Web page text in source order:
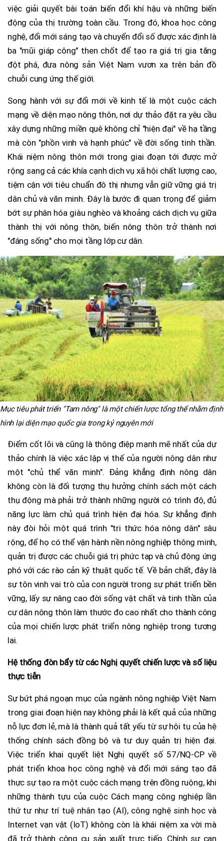
việc giải quyết bài toán biến đổi khí hậu và những biến
động của thị trường toàn cầu. Trong đó, khoa học công
nghệ, đổi mới sáng tạo và chuyển đổi số được xác định là
ba "mũi giáp công" then chốt để tạo ra giá trị gia tăng
đột phá, đưa nông sản Việt Nam vươn xa trên bản đồ
chuỗi cung ứng thế giới.
Song hành với sự đổi mới về kinh tế là một cuộc cách
mạng về diện mạo nông thôn, nơi dự thảo đặt ra yêu cầu
xây dựng những miền quê không chỉ "hiện đại" về hạ tầng
mà còn "phồn vinh và hạnh phúc" về đời sống tinh thần.
Khái niệm nông thôn mới trong giai đoạn tới được mở
rộng sang cả các khía cạnh dịch vụ xã hội chất lượng cao,
tiệm cận với tiêu chuẩn đô thị nhưng vẫn giữ vững giá trị
dân chủ và văn minh. Đây là bước đi quan trọng để giảm
bớt sự phân hóa giàu nghèo và khoảng cách dịch vụ giữa
thành thị với nông thôn, biến nông thôn trở thành nơi
"đáng sống" cho mọi tầng lớp cư dân.
Mục tiêu phát triển "Tam nông" là một chiến lược tổng thể nhằm định
hình lại diện mạo quốc gia trong kỷ nguyên mới
Điểm cốt lõi và cũng là thông điệp mạnh mẽ nhất của dự
thảo chính là việc xác lập vị thế của người nông dân như
một "chủ thể văn minh". Đảng khẳng định nông dân
không còn là đối tượng thụ hưởng chính sách một cách
thụ động mà phải trở thành những người có trình độ, đủ
năng lực làm chủ quá trình hiện đại hóa. Sự khẳng định
này đòi hỏi một quá trình "tri thức hóa nông dân" sâu
rộng, để họ có thể vận hành nền nông nghiệp thông minh,
quản trị được các chuỗi giá trị phức tạp và chủ động ứng
phó với các rào cản kỹ thuật quốc tế. Về bản chất, đây là
sự tôn vinh vai trò của con người trong sự phát triển bền
vững, lấy sự nâng cao đời sống vật chất và tinh thần của
cư dân nông thôn làm thước đo cao nhất cho thành công
của mọi chiến lược phát triển nông nghiệp trong tương
lai.
Hệ thống đòn bẩy từ các Nghị quyết chiến lược và số liệu
thực tiễn
Sự bứt phá ngoạn mục của ngành nông nghiệp Việt Nam
trong giai đoạn hiện nay không phải là kết quả của những
nỗ lực đơn lẻ, mà là thành quả tất yếu từ sự hội tụ của hệ
thống chính sách đồng bộ và tư duy quản trị hiện đại.
Việc triển khai quyết liệt Nghị quyết số 57/NQ-CP về
phát triển khoa học công nghệ và đổi mới sáng tạo đã
thực sự tạo ra một cuộc cách mạng trên đồng ruộng, khi
những thành tựu của cuộc Cách mạng công nghiệp lần
thứ tư như trí tuệ nhân tạo (AI), công nghệ sinh học và
Internet vạn vật (IoT) không còn là khái niệm xa vời mà
đã trở thành công cụ sản xuất trực tiếp. Chính sự can